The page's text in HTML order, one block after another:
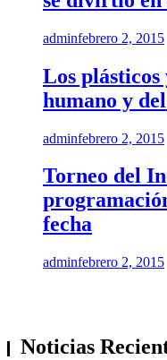
adminfebrero 2, 2015
Los plásticos
humano y
adminfebrero 2, 2015
Torneo del
fecha
adminfebrero 2, 2015
Noticias